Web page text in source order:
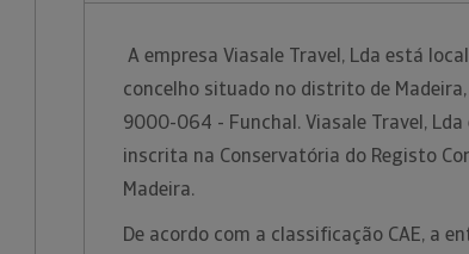
A empresa Viasale Travel, Lda está
concelho situado no distrito de
9000-064 - Funchal. Viasale Travel,
inscrita na Conservatória do Registo
Madeira.
De acordo com a classificação CAE, a